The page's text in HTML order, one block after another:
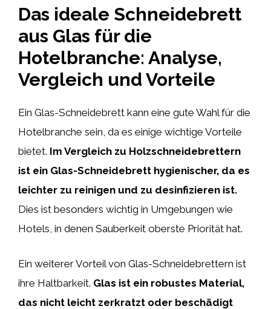
Das ideale Schneidebrett
aus Glas für die
Hotelbranche: Analyse,
Vergleich und Vorteile
Ein Glas-Schneidebrett kann eine gute Wahl für die
Hotelbranche sein, da es einige wichtige Vorteile
bietet. Im Vergleich zu Holzschneidebrettern
ist ein Glas-Schneidebrett hygienischer, da es
leichter zu reinigen und zu desinfizieren ist.
Dies ist besonders wichtig in Umgebungen wie
Hotels, in denen Sauberkeit oberste Priorität hat.
Ein weiterer Vorteil von Glas-Schneidebrettern ist
ihre Haltbarkeit. Glas ist ein robustes Material,
das nicht leicht zerkratzt oder beschädigt